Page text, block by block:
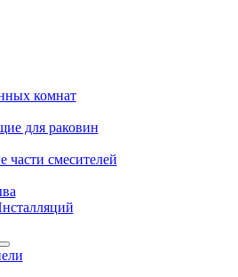
комнат
для раковин
части смесителей